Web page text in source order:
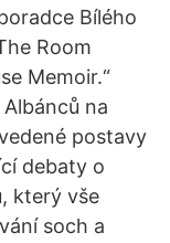
Bílého
Room
Memoir.“
na
postavy
debaty o
který vše
soch a